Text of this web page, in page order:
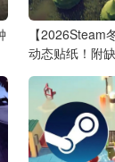
【2026Steam
动态贴纸！附